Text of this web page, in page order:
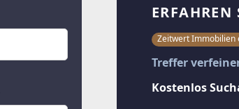
Zeitwert Immobilien
Treffer
Kostenlos